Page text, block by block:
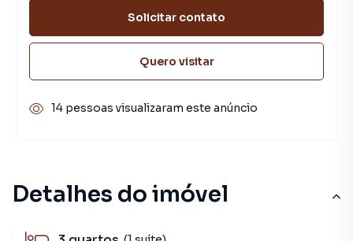
Detalhes do imóvel
Solicitar contato
Quero visitar
14 pessoas visualizaram este anúncio